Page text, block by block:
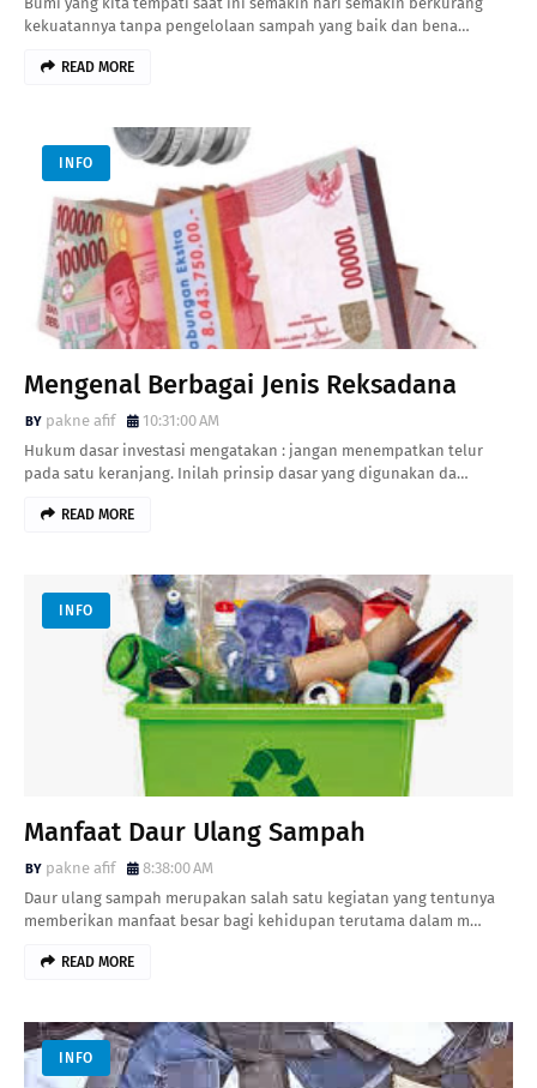
kekuatannya tanpa pengelolaan sampah yang baik dan bena…
READ MORE
INFO
Mengenal Berbagai Jenis Reksadana
pakne afif
10:31:00 AM
Hukum dasar investasi mengatakan : jangan menempatkan telur
pada satu keranjang. Inilah prinsip dasar yang digunakan da…
READ MORE
INFO
Manfaat Daur Ulang Sampah
pakne afif
8:38:00 AM
Daur ulang sampah merupakan salah satu kegiatan yang tentunya
memberikan manfaat besar bagi kehidupan terutama dalam m…
READ MORE
INFO